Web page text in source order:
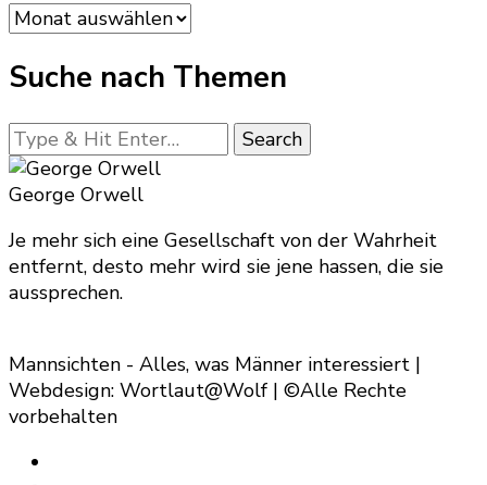
Artikel-
Archiv
Suche nach Themen
Looking
for
Something?
George Orwell
Je mehr sich eine Gesellschaft von der Wahrheit
entfernt, desto mehr wird sie jene hassen, die sie
aussprechen.
Mannsichten - Alles, was Männer interessiert |
Webdesign: Wortlaut@Wolf | ©Alle Rechte
vorbehalten